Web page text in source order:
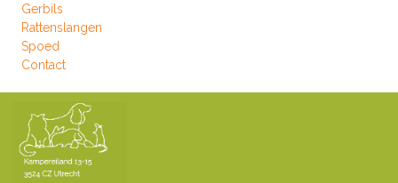
Gerbils
Rattenslangen
Spoed
Contact